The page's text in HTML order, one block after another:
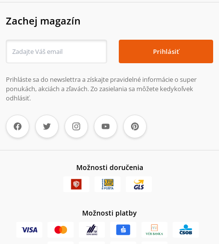
Zachej magazín
Prihlásiť
Prihláste sa do newslettra a získajte pravidelné informácie o super
ponukách, akciách a zľavách. Zo zasielania sa môžete kedykoľvek
odhlásiť.
Možnosti doručenia
Možnosti platby